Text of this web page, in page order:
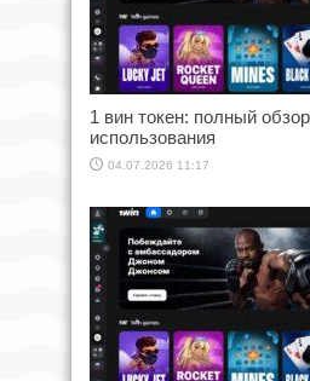
1 вин токен: полный
использования
04.07.2026 11:17